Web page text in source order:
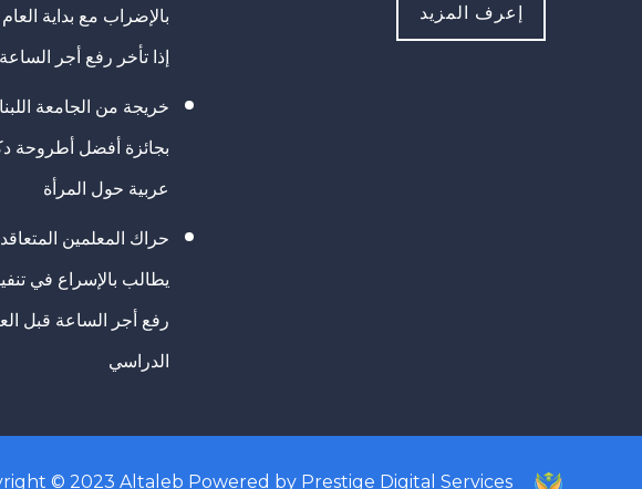
إعرف المزيد
بالإضراب مع بداية
إذا تأخر رفع أجر الساعة
خريجة من الجامعة
بجائزة أفضل أطروحة
عربية حول المرأة
حراك المعلمين
يطالب بالإسراع في
رفع أجر الساعة قبل
الدراسي
© 2023 Altaleb Powered by Prestige Digital Services